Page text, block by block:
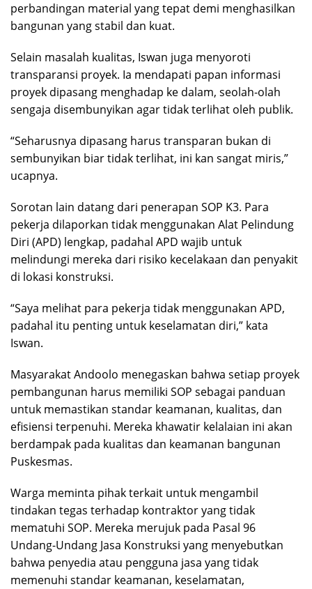
perbandingan material yang tepat demi menghasilkan
bangunan yang stabil dan kuat.
‎​Selain masalah kualitas, Iswan juga menyoroti
transparansi proyek. Ia mendapati papan informasi
proyek dipasang menghadap ke dalam, seolah-olah
sengaja disembunyikan agar tidak terlihat oleh publik.
“Seharusnya dipasang harus transparan bukan di
sembunyikan biar tidak terlihat, ini kan sangat miris,”
ucapnya.
Sorotan lain datang dari penerapan SOP K3. Para
pekerja dilaporkan tidak menggunakan Alat Pelindung
Diri (APD) lengkap, padahal APD wajib untuk
melindungi mereka dari risiko kecelakaan dan penyakit
di lokasi konstruksi.
“Saya melihat para pekerja tidak menggunakan APD,
padahal itu penting untuk keselamatan diri,” kata
Iswan.
‎​Masyarakat Andoolo menegaskan bahwa setiap proyek
pembangunan harus memiliki SOP sebagai panduan
untuk memastikan standar keamanan, kualitas, dan
efisiensi terpenuhi. Mereka khawatir kelalaian ini akan
berdampak pada kualitas dan keamanan bangunan
Puskesmas.
‎​Warga meminta pihak terkait untuk mengambil
tindakan tegas terhadap kontraktor yang tidak
mematuhi SOP. Mereka merujuk pada Pasal 96
Undang-Undang Jasa Konstruksi yang menyebutkan
bahwa penyedia atau pengguna jasa yang tidak
memenuhi standar keamanan, keselamatan,